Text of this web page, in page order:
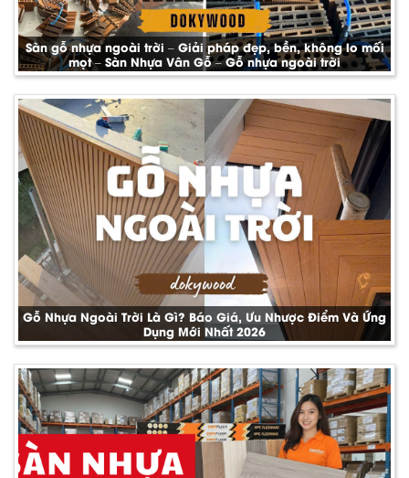
Sàn gỗ nhựa ngoài trời – Giải pháp đẹp, bền, không lo mối
mọt – Sàn Nhựa Vân Gỗ – Gỗ nhựa ngoài trời
Gỗ Nhựa Ngoài Trời Là Gì? Báo Giá, Ưu Nhược Điểm Và Ứng
Dụng Mới Nhất 2026